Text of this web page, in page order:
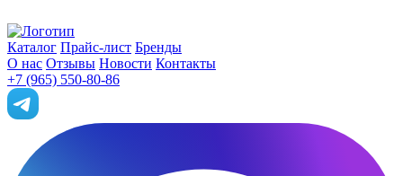
Каталог Прайс-лист Бренды
О нас Отзывы Новости Контакты
+7 (965) 550-80-86